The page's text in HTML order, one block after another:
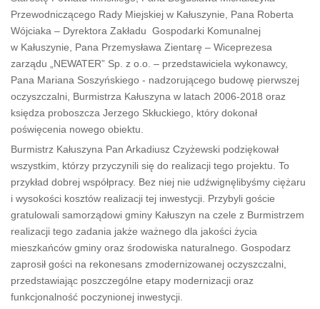
Przewodniczącego Rady Miejskiej w Kałuszynie, Pana Roberta
Wójciaka – Dyrektora Zakładu Gospodarki Komunalnej
w Kałuszynie, Pana Przemysława Zientarę – Wiceprezesa
zarządu „NEWATER” Sp. z o.o. – przedstawiciela wykonawcy,
Pana Mariana Soszyńskiego - nadzorującego budowę pierwszej
oczyszczalni, Burmistrza Kałuszyna w latach 2006-2018 oraz
księdza proboszcza Jerzego Skłuckiego, który dokonał
poświęcenia nowego obiektu.
Burmistrz Kałuszyna Pan Arkadiusz Czyżewski podziękował
wszystkim, którzy przyczynili się do realizacji tego projektu. To
przykład dobrej współpracy. Bez niej nie udźwignęlibyśmy ciężaru
i wysokości kosztów realizacji tej inwestycji. Przybyli goście
gratulowali samorządowi gminy Kałuszyn na czele z Burmistrzem
realizacji tego zadania jakże ważnego dla jakości życia
mieszkańców gminy oraz środowiska naturalnego. Gospodarz
zaprosił gości na rekonesans zmodernizowanej oczyszczalni,
przedstawiając poszczególne etapy modernizacji oraz
funkcjonalność poczynionej inwestycji.